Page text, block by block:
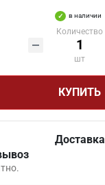
в наличии
Количество
шт
КУПИТЬ
Доставка